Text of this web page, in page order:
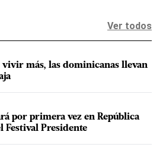
Ver todos
más, las dominicanas llevan
por primera vez en República
Festival Presidente